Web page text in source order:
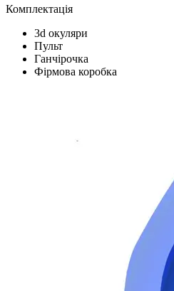
Комплектація
3d окуляри
Пульт
Ганчірочка
Фірмова коробка